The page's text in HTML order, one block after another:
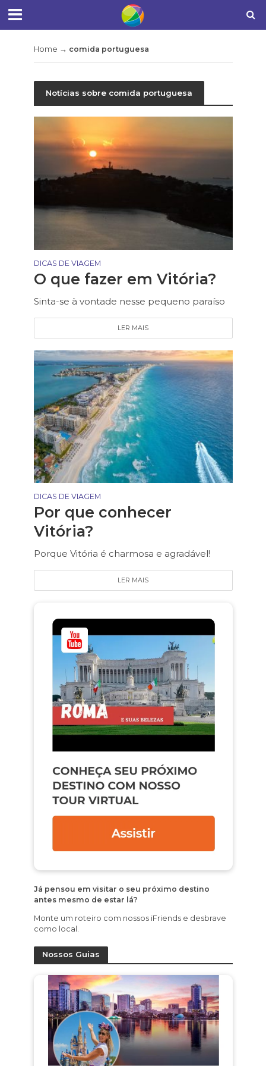
Home → comida portuguesa
Notícias sobre comida portuguesa
DICAS DE VIAGEM
O que fazer em Vitória?
Sinta-se à vontade nesse pequeno paraíso
LER MAIS
DICAS DE VIAGEM
Por que conhecer
Vitória?
Porque Vitória é charmosa e agradável!
LER MAIS
Já pensou em visitar o seu próximo destino
antes mesmo de estar lá?
Monte um roteiro com nossos iFriends e desbrave
como local.
Nossos Guias